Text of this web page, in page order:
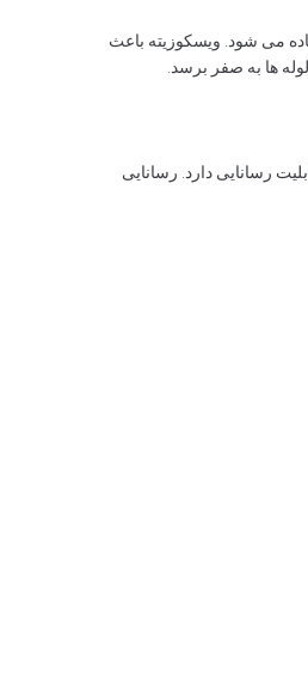
می شود. ویسکوزیته باعث
ها به صفر برسد.
رسانایی دارد. رسانایی